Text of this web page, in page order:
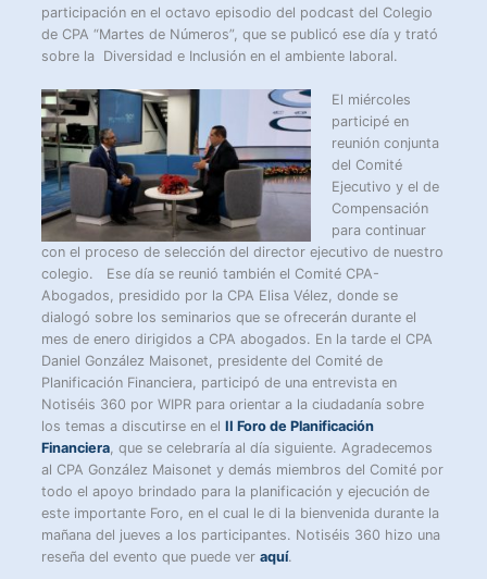
participación en el octavo episodio del podcast del Colegio
de CPA “Martes de Números”, que se publicó ese día y trató
sobre la Diversidad e Inclusión en el ambiente laboral.
El miércoles
participé en
reunión conjunta
del Comité
Ejecutivo y el de
Compensación
para continuar
con el proceso de selección del director ejecutivo de nuestro
colegio. Ese día se reunió también el Comité CPA-
Abogados, presidido por la CPA Elisa Vélez, donde se
dialogó sobre los seminarios que se ofrecerán durante el
mes de enero dirigidos a CPA abogados. En la tarde el CPA
Daniel González Maisonet, presidente del Comité de
Planificación Financiera, participó de una entrevista en
Notiséis 360 por WIPR para orientar a la ciudadanía sobre
los temas a discutirse en elII Foro de Planificación
Financiera, que se celebraría al día siguiente. Agradecemos
al CPA González Maisonet y demás miembros del Comité por
todo el apoyo brindado para la planificación y ejecución de
este importante Foro, en el cual le di la bienvenida durante la
mañana del jueves a los participantes. Notiséis 360 hizo una
reseña del evento que puede veraquí.